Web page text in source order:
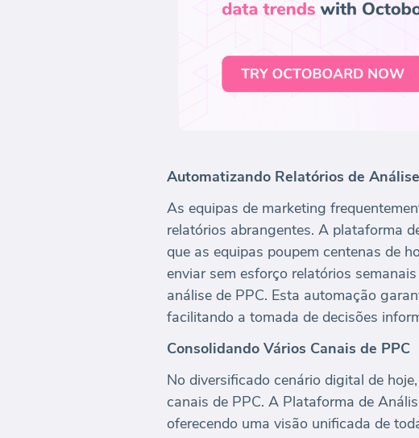
Automatizando Relatórios de
As equipas de marketing
relatórios abrangentes. A plataforma
que as equipas poupem centenas de
enviar sem esforço relatórios
análise de PPC. Esta automação
facilitando a tomada de decisões
Consolidando Vários Canais de PPC
No diversificado cenário digital de
canais de PPC. A Plataforma de
oferecendo uma visão unificada de